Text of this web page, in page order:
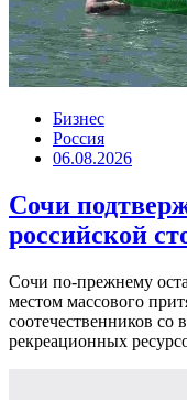
Бизнес
Россия
06.08.2026
Сочи
российской
Сочи по-прежнему
местом массового
соотечественников со
рекреационных